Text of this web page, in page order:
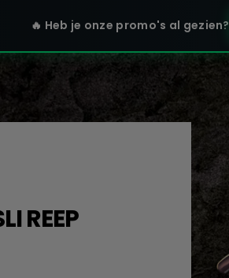
🔥 Heb je onze promo's al gezien?
REEP